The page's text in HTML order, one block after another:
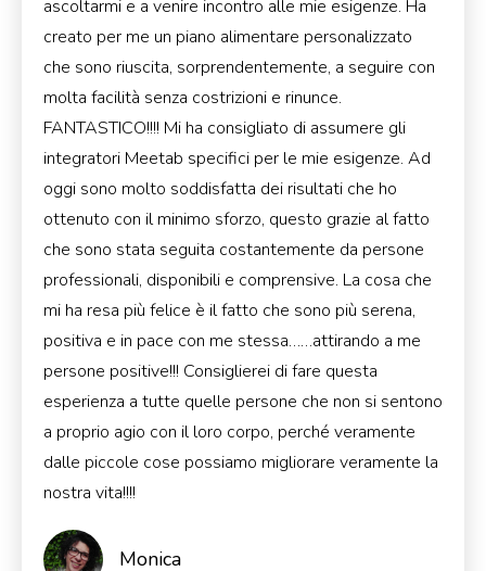
ascoltarmi e a venire incontro alle mie esigenze. Ha
creato per me un piano alimentare personalizzato
che sono riuscita, sorprendentemente, a seguire con
molta facilità senza costrizioni e rinunce.
FANTASTICO!!!! Mi ha consigliato di assumere gli
integratori Meetab specifici per le mie esigenze. Ad
oggi sono molto soddisfatta dei risultati che ho
ottenuto con il minimo sforzo, questo grazie al fatto
che sono stata seguita costantemente da persone
professionali, disponibili e comprensive. La cosa che
mi ha resa più felice è il fatto che sono più serena,
positiva e in pace con me stessa……attirando a me
persone positive!!! Consiglierei di fare questa
esperienza a tutte quelle persone che non si sentono
a proprio agio con il loro corpo, perché veramente
dalle piccole cose possiamo migliorare veramente la
nostra vita!!!!
Monica